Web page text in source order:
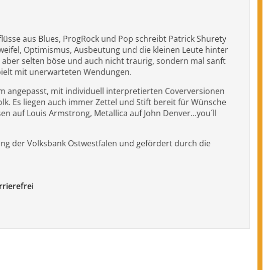
aus Blues, ProgRock und Pop schreibt Patrick Shurety
Optimismus, Ausbeutung und die kleinen Leute hinter
selten böse und auch nicht traurig, sondern mal sanft
mit unerwarteten Wendungen.
angepasst, mit individuell interpretierten Coverversionen
Es liegen auch immer Zettel und Stift bereit für Wünsche
auf Louis Armstrong, Metallica auf John Denver...you´ll
der Volksbank Ostwestfalen und gefördert durch die